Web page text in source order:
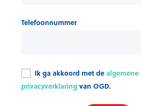
Telefoonnummer
Ik ga akkoord met de algemene
privacyverklaring van OGD.